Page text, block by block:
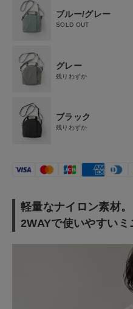
ブルー/グレー
SOLD OUT
グレー
残りわずか
ブラック
残りわずか
軽量なナイロン素材。
2WAYで使いやすいミ